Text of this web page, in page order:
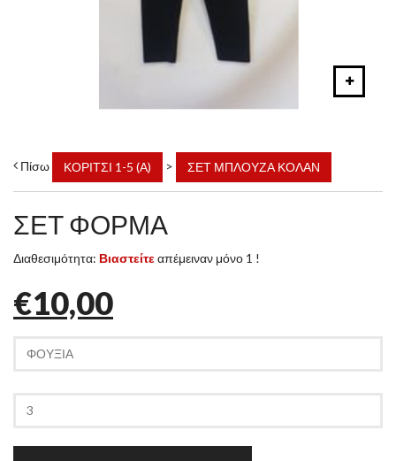
Πίσω ΚΟΡΙΤΣΙ 1-5 (Α) > ΣΕΤ ΜΠΛΟΥΖΑ ΚΟΛΑΝ
ΣΕΤ ΦΟΡΜΑ
Διαθεσιμότητα: Βιαστείτεαπέμειναν μόνο 1 !
€10,00